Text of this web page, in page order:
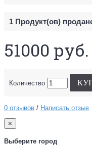
1 Продукт(ов)
51000 руб.
Количество
0 отзывов / Написать отзыв
×
Выберите город